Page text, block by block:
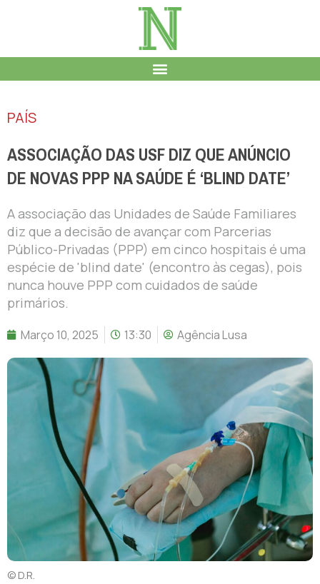
PAÍS
ASSOCIAÇÃO DAS USF DIZ QUE ANÚNCIO
DE NOVAS PPP NA SAÚDE É ‘BLIND DATE’
A associação das Unidades de Saúde Familiares
diz que a decisão de avançar com Parcerias
Público-Privadas (PPP) em cinco hospitais é uma
espécie de 'blind date' (encontro às cegas), pois
nunca houve PPP com cuidados de saúde
primários.
Março 10, 2025 13:30 Agência Lusa
© D.R.